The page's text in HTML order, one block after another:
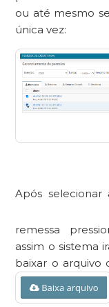
ou até mesmo
única vez:
Após selecionar
remessa
assim o sistema
baixar o arquivo